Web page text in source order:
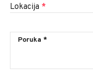
Lokacija *